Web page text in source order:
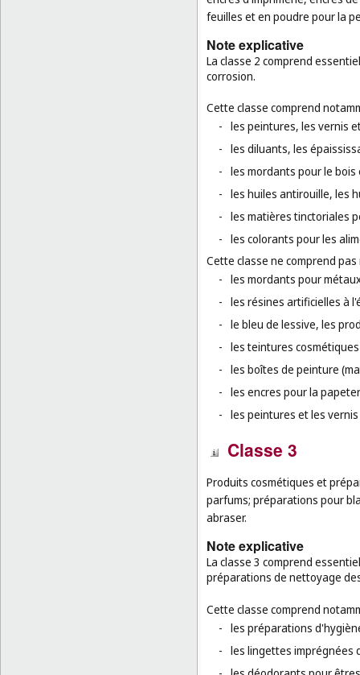
feuilles et en poudre pour la
Note explicative
La classe 2 comprend
corrosion.
Cette classe comprend
- les peintures, les vernis
- les diluants, les
- les mordants pour le bois
- les huiles antirouille, les
- les matières tinctoriales
- les colorants pour les
Cette classe ne comprend
- les mordants pour
- les résines artificielles à
- le bleu de lessive, les
- les teintures
- les boîtes de peinture
- les encres pour la
- les peintures et les
Classe 3
Produits cosmétiques et
parfums; préparations pour
abraser.
Note explicative
La classe 3 comprend
préparations de nettoyage
Cette classe comprend
- les préparations
- les lingettes imprégnées